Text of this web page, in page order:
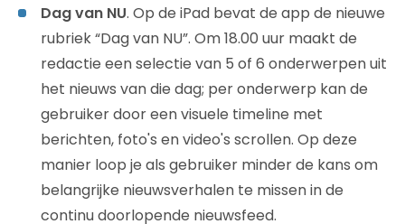
Dag van NU. Op de iPad bevat de app de nieuwe
rubriek “Dag van NU”. Om 18.00 uur maakt de
redactie een selectie van 5 of 6 onderwerpen uit
het nieuws van die dag; per onderwerp kan de
gebruiker door een visuele timeline met
berichten, foto's en video's scrollen. Op deze
manier loop je als gebruiker minder de kans om
belangrijke nieuwsverhalen te missen in de
continu doorlopende nieuwsfeed.